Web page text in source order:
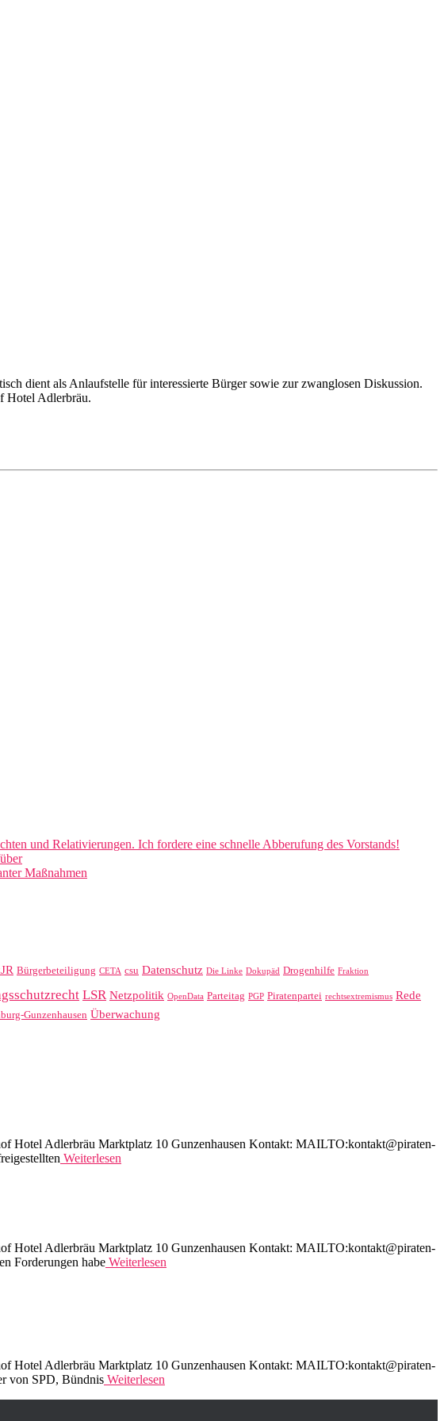
dient als Anlaufstelle für interessierte Bürger sowie zur zwanglosen Diskussion.
Hotel Adlerbräu.
und Relativierungen. Ich fordere eine schnelle Abberufung des Vorstands!
Maßnahmen
Bürgerbeteiligung CETA csu Datenschutz Die Linke Dokupäd Drogenhilfe Fraktion
LSR Netzpolitik OpenData Parteitag PGP Piratenpartei rechtsextremismus Rede
Gunzenhausen Überwachung
Hotel Adlerbräu Marktplatz 10 Gunzenhausen Kontakt: MAILTO:kontakt@piraten-
Weiterlesen
Hotel Adlerbräu Marktplatz 10 Gunzenhausen Kontakt: MAILTO:kontakt@piraten-
Forderungen habe Weiterlesen
Hotel Adlerbräu Marktplatz 10 Gunzenhausen Kontakt: MAILTO:kontakt@piraten-
von SPD, Bündnis Weiterlesen